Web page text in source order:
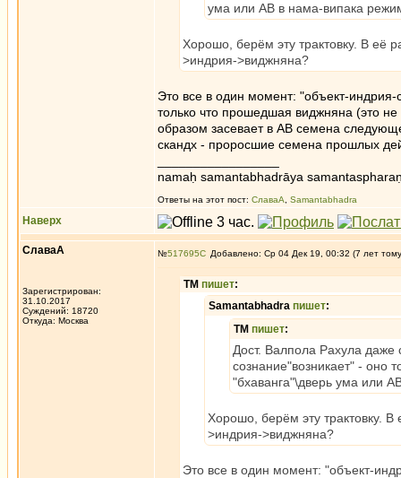
ума или АВ в нама-випака
Хорошо, берём эту трактовку. В её
>индрия->виджняна?
Это все в один момент: "объект-
только что прошедшая виджняна (это
образом засевает в АВ семена
скандх - проросшие семена прошлых
namaḥ samantabhadrāya
Ответы на этот пост: СлаваА Samantabhadra
Наверх
СлаваА
Зарегистрирован:
31.10.2017
Суждений: 18720
Откуда: Москва
№517695 Добавлено: Ср 04 Дек 19, 00:32 (7 лет
ТМ пишет:
Samantabhadra пишет:
ТМ пишет:
Дост. Валпола Рахула даже
сознание"возникает" - оно
"бхаванга"\дверь ума или
Хорошо, берём эту трактовку.
>индрия->виджняна?
Это все в один момент: "объект-